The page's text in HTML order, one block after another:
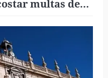
multas de